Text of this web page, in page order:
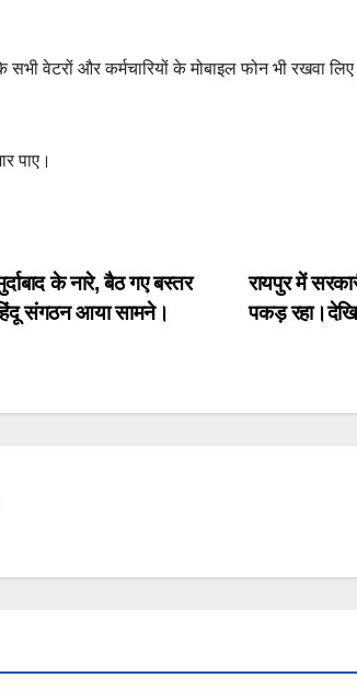
वेटरों और कर्मचारियों के मोबाइल फोन भी रखवा
पाए।
रायपुर में
पकड़
के नारे, बैठ गए बस्तर
संगठन आया सामने।